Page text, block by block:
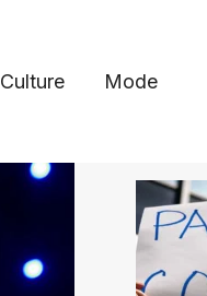
Culture Mode